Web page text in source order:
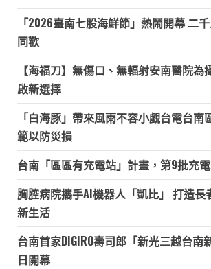
金
幣
大
贈
紅
包
活
動
「2026臺南七股海鮮節」熱鬧開幕 二
同歡
【海福刀】無傷口、無輻射安南醫院為
啟新選擇
「白海豚」帶來風雨不容小覷台電台南
範以防災損
台南「區區有充電站」計畫，第9批充
胸腔病院攜手AI機器人「凱比」 打造長
新生活
台南首家DIGIRO壽司郎「新光三越台南
日開幕